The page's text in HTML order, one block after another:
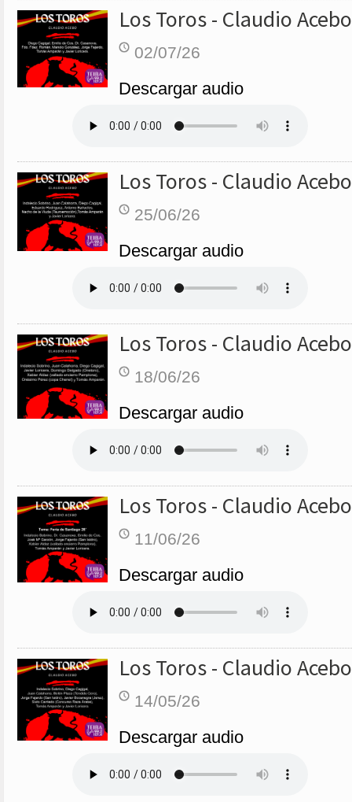
Los Toros - Claudio Acebo
02/07/26
Descargar audio
Los Toros - Claudio Acebo
25/06/26
Descargar audio
Los Toros - Claudio Acebo
18/06/26
Descargar audio
Los Toros - Claudio Acebo
11/06/26
Descargar audio
Los Toros - Claudio Acebo
14/05/26
Descargar audio